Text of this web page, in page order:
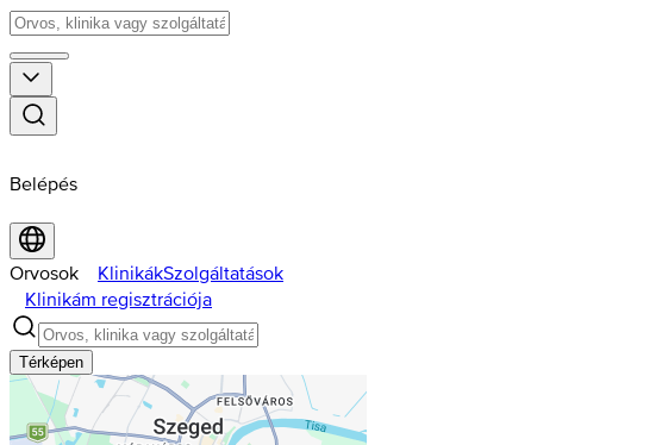
Belépés
Orvosok KlinikákSzolgáltatások
Klinikám regisztrációja
Térképen